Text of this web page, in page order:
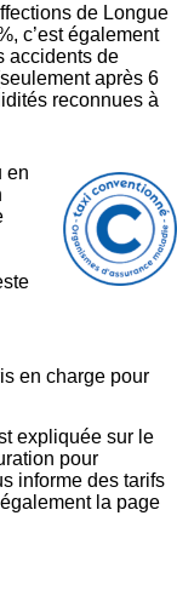
de Longue
c’est également
accidents de
après 6
reconnues à
en
en charge pour
expliquée sur le
pour
informe des tarifs
la page